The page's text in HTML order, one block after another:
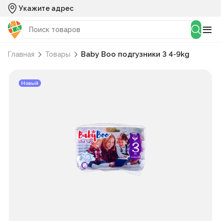
Укажите адрес
Главная Товары Baby Boo подгузники 3 4-9kg
Новый